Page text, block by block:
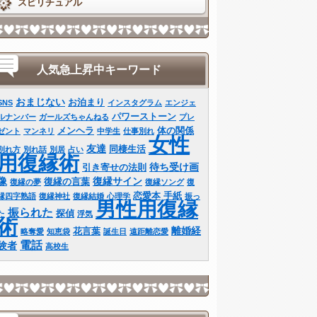
スピリチュアル
人気急上昇中キーワード
おまじない お泊まり インスタグラム エンジェ
ナンバー ガールズちゃんねる パワーストーン プレ
ント マンネリ メンヘラ 中学生 仕事別れ 体の関係
れ方 別れ話 別居 占い 友達 同棲生活 女性
復縁術 引き寄せの法則 待ち受け画
復縁の夢 復縁の言葉 復縁サイン 復縁ソング 復
四字熟語 復縁神社 復縁結婚 心理学 恋愛本 手紙 振っ
振られた 探偵 浮気 男性用復縁
略奪愛 知恵袋 花言葉 誕生日 遠距離恋愛 離婚経
者 電話 高校生